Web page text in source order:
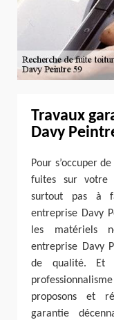
Travaux
Davy
Pour s’occuper
fuites sur votre
surtout pas à
entreprise Davy
les matériels
entreprise Davy
de qualité. Et
proposons et
garantie